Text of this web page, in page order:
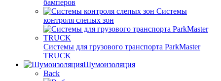
бамперов
Системы
контроля слепых зон
Системы для грузового транспорта ParkMaster
TRUCK
Шумоизоляция
Back